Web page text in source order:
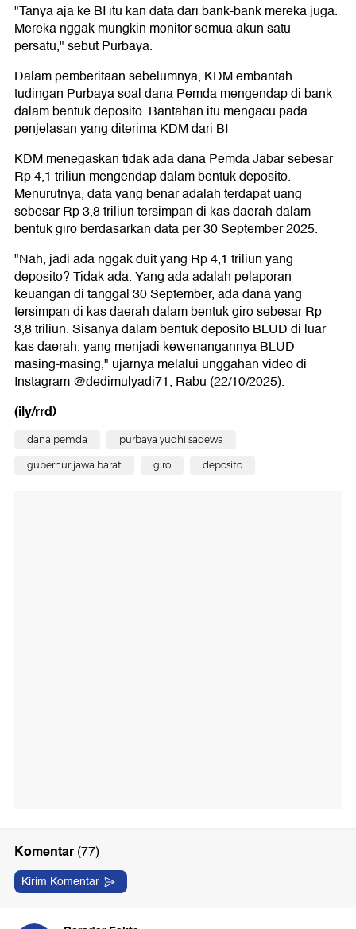
"Tanya aja ke BI itu kan data dari bank-bank mereka juga.
Mereka nggak mungkin monitor semua akun satu
persatu," sebut Purbaya.
Dalam pemberitaan sebelumnya, KDM embantah
tudingan Purbaya soal dana Pemda mengendap di bank
dalam bentuk deposito. Bantahan itu mengacu pada
penjelasan yang diterima KDM dari BI
KDM menegaskan tidak ada dana Pemda Jabar sebesar
Rp 4,1 triliun mengendap dalam bentuk deposito.
Menurutnya, data yang benar adalah terdapat uang
sebesar Rp 3,8 triliun tersimpan di kas daerah dalam
bentuk giro berdasarkan data per 30 September 2025.
"Nah, jadi ada nggak duit yang Rp 4,1 triliun yang
deposito? Tidak ada. Yang ada adalah pelaporan
keuangan di tanggal 30 September, ada dana yang
tersimpan di kas daerah dalam bentuk giro sebesar Rp
3,8 triliun. Sisanya dalam bentuk deposito BLUD di luar
kas daerah, yang menjadi kewenangannya BLUD
masing-masing," ujarnya melalui unggahan video di
Instagram @dedimulyadi71, Rabu (22/10/2025).
(ily/rrd)
dana pemda purbaya yudhi sadewa
gubernur jawa barat giro deposito